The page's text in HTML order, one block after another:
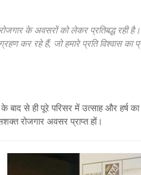
रोजगार के अवसरों को लेकर प्रतिबद्ध
कर रहे हैं, जो हमारे प्रति विश्वास का
के बाद से ही पूरे परिसर में उत्साह और हर्ष
सशक्त रोजगार अवसर प्राप्त हों।